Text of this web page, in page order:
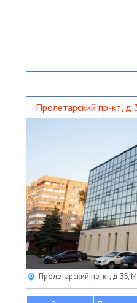
Пролетарский пр-кт, д
Пролетарский пр-кт, д 3Б,